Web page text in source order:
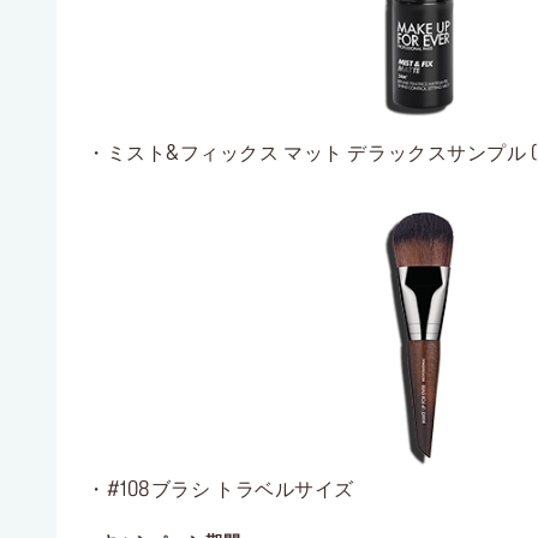
・ミスト&フィックス マット デラックスサンプル
・#108ブラシ トラベルサイズ